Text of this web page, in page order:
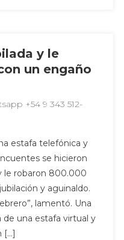
y le
un engaño
+54 9 343 512-
estafa telefónica y
se hicieron
le robaron 800.000
y aguinaldo.
lamentó. Una
de una estafa virtual y
[…]